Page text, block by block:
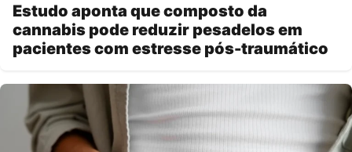
Estudo aponta que composto da
cannabis pode reduzir pesadelos em
pacientes com estresse pós-traumático